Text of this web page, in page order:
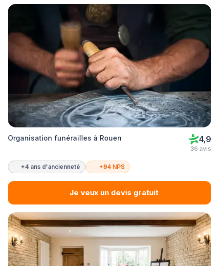
Organisation funérailles à Rouen 4,9
36 avis
+4 ans d'ancienneté +94 NPS
Je veux un devis gratuit